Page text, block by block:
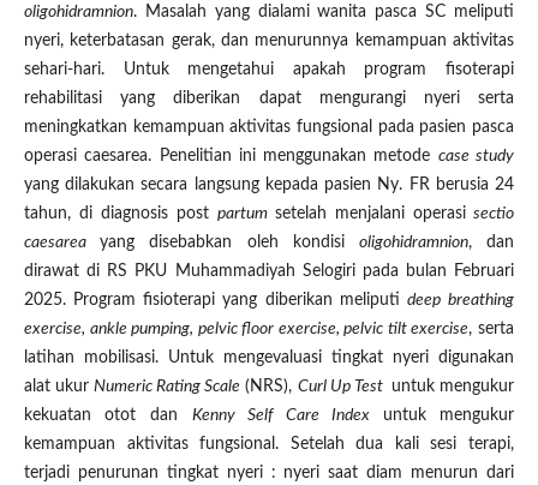
oligohidramnion. Masalah yang dialami wanita pasca SC meliputi
nyeri, keterbatasan gerak, dan menurunnya kemampuan aktivitas
sehari-hari. Untuk mengetahui apakah program fisoterapi
rehabilitasi yang diberikan dapat mengurangi nyeri serta
meningkatkan kemampuan aktivitas fungsional pada pasien pasca
operasi caesarea. Penelitian ini menggunakan metode case study
yang dilakukan secara langsung kepada pasien Ny. FR berusia 24
tahun, di diagnosis post partumsetelah menjalani operasi sectio
caesareayang disebabkan oleh kondisi oligohidramnion, dan
dirawat di RS PKU Muhammadiyah Selogiri pada bulan Februari
2025. Program fisioterapi yang diberikan meliputi deep breathing
exercise, ankle pumping, pelvic floor exercise, pelvic tilt exercise, serta
latihan mobilisasi. Untuk mengevaluasi tingkat nyeri digunakan
alat ukurNumeric Rating Scale (NRS), Curl Up Test untuk mengukur
kekuatan otot dan Kenny Self Care Index
untuk mengukur
kemampuan aktivitas fungsional. Setelah dua kali sesi terapi,
terjadi penurunan tingkat nyeri : nyeri saat diam menurun dari